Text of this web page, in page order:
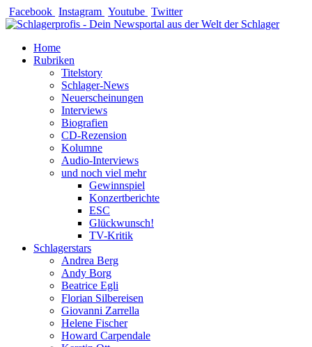
Zum
Inhalt
Facebook Instagram Youtube Twitter
Home
Rubriken
Titelstory
Schlager-News
Neuerscheinungen
Interviews
Biografien
CD-Rezension
Kolumne
Audio-Interviews
und noch viel mehr
Gewinnspiel
Konzertberichte
ESC
Glückwunsch!
TV-Kritik
Schlagerstars
Andrea Berg
Andy Borg
Beatrice Egli
Florian Silbereisen
Giovanni Zarrella
Helene Fischer
Howard Carpendale